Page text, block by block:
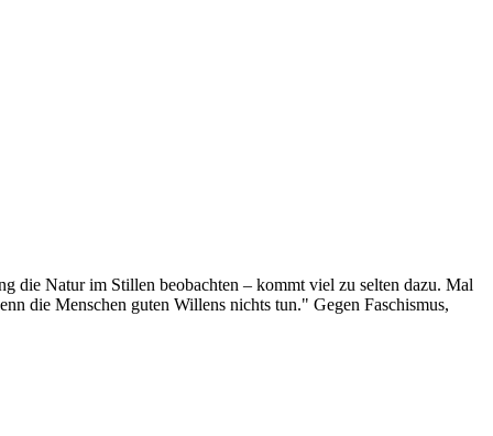
die Natur im Stillen beobachten – kommt viel zu selten dazu. Mal
die Menschen guten Willens nichts tun." Gegen Faschismus,